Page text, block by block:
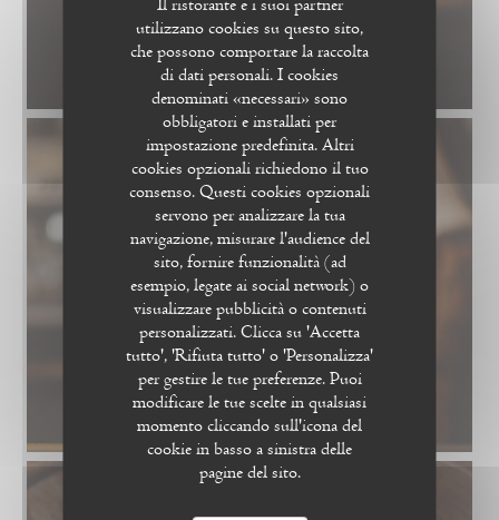
utilizzano cookies su questo sito,
che possono comportare la raccolta
di dati personali. I cookies
denominati «necessari» sono
obbligatori e installati per
impostazione predefinita. Altri
cookies opzionali richiedono il tuo
consenso. Questi cookies opzionali
servono per analizzare la tua
navigazione, misurare l'audience del
sito, fornire funzionalità (ad
esempio, legate ai social network) o
visualizzare pubblicità o contenuti
personalizzati. Clicca su 'Accetta
tutto', 'Rifiuta tutto' o 'Personalizza'
per gestire le tue preferenze. Puoi
modificare le tue scelte in qualsiasi
momento cliccando sull'icona del
cookie in basso a sinistra delle
pagine del sito.